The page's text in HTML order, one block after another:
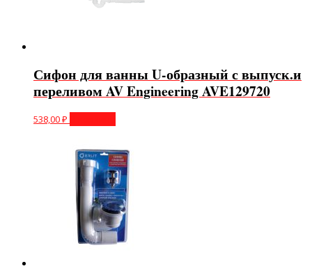
Сифон для ванны U-образный с выпуск.и
переливом AV Engineering AVE129720
538,00₽